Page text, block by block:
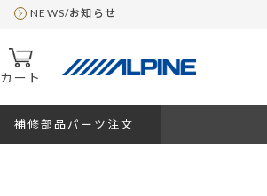
NEWS/お知らせ
カート
補修部品パーツ注文